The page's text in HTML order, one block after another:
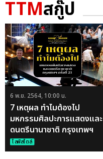
TTMสกู๊ป
6 พ.ย. 2564, 10:00 น.
7 เหตุผล ทำไมต้องไป
มหกรรมศิลปะการแสดงและ
ดนตรีนานาชาติ กรุงเทพฯ
ครั้งที่ 23
ไลฟ์สไตล์